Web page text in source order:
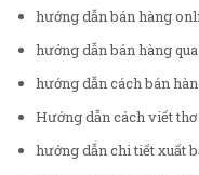
hướng dẫn bán hàng
hướng dẫn bán hàng
hướng dẫn cách bán
Hướng dẫn cách viết thơ
hướng dẫn chi tiết xuất